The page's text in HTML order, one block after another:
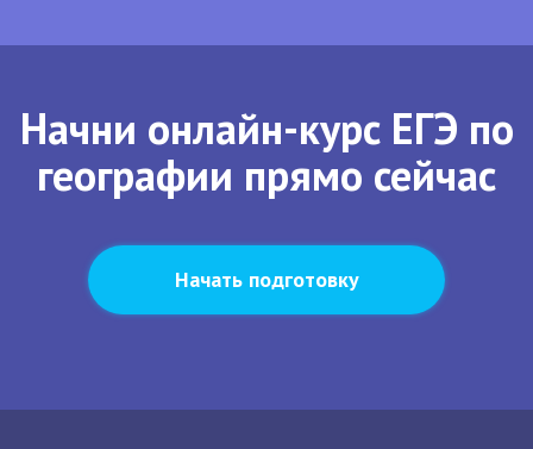
Начни онлайн-курс ЕГЭ по
географии прямо сейчас
Начать подготовку